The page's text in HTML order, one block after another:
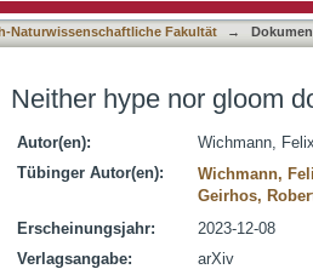
Naturwissenschaftliche Fakultät →
Neither hype nor gloom
Autor(en): Wichmann,
Tübinger Autor(en):
Wichmann,
Geirhos,
Erscheinungsjahr:
2023-12-08
Verlagsangabe:
arXiv